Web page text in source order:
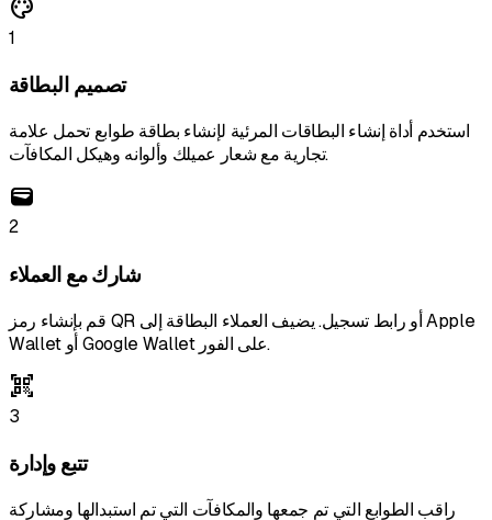
palette
1
تصميم البطاقة
استخدم أداة إنشاء البطاقات المرئية لإنشاء بطاقة طوابع تحمل علامة
تجارية مع شعار عميلك وألوانه وهيكل المكافآت.
wallet
2
شارك مع العملاء
قم بإنشاء رمز QR أو رابط تسجيل. يضيف العملاء البطاقة إلى Apple
Wallet أو Google Wallet على الفور.
qr_code_scanner
3
تتبع وإدارة
راقب الطوابع التي تم جمعها والمكافآت التي تم استبدالها ومشاركة